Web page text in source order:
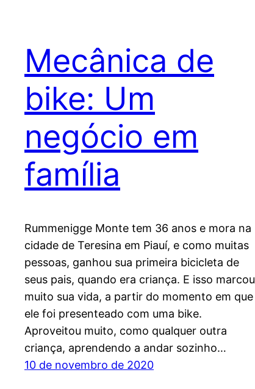
Mecânica de
bike: Um
negócio em
família
Rummenigge Monte tem 36 anos e mora na
cidade de Teresina em Piauí, e como muitas
pessoas, ganhou sua primeira bicicleta de
seus pais, quando era criança. E isso marcou
muito sua vida, a partir do momento em que
ele foi presenteado com uma bike.
Aproveitou muito, como qualquer outra
criança, aprendendo a andar sozinho…
10 de novembro de 2020